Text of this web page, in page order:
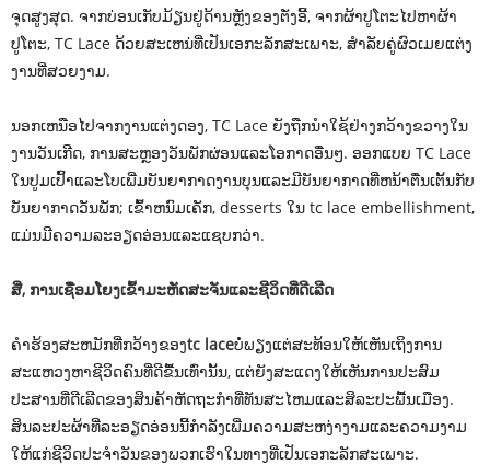
ຈຸດສູງສຸດ. ຈາກບ່ອນເກັບມ້ຽນຢູ່ດ້ານຫຼັງຂອງຕັ່ງອີ້, ຈາກຜ້າປູໂຕະໄປຫາຜ້າ
ປູໂຕະ, TC Lace ດ້ວຍສະເຫນ່ທີ່ເປັນເອກະລັກສະເພາະ, ສໍາລັບຄູ່ຜົວເມຍແຕ່ງ
ງານທີ່ສວຍງາມ.
ນອກເຫນືອໄປຈາກງານແຕ່ງດອງ, TC Lace ຍັງຖືກນໍາໃຊ້ຢ່າງກວ້າງຂວາງໃນ
ງານວັນເກີດ, ການສະຫຼອງວັນພັກຜ່ອນແລະໂອກາດອື່ນໆ. ອອກແບບ TC Lace
ໃນປູມເປົ້າແລະໂບເພີ່ມບັນຍາກາດງານບຸນແລະມີບັນຍາກາດທີ່ຫນ້າຕື່ນເຕັ້ນກັບ
ບັນຍາກາດວັນພັກ; ເຂົ້າຫນົມເຄັກ, desserts ໃນ tc lace embellishment,
ແມ່ນມີຄວາມລະອຽດອ່ອນແລະແຊບກວ່າ.
ສີ່, ການເຊື່ອມໂຍງເຂົ້າມະຫັດສະຈັນແລະຊີວິດທີ່ດີເລີດ
ຄໍາຮ້ອງສະຫມັກທີ່ກວ້າງຂອງtc laceບໍ່ພຽງແຕ່ສະທ້ອນໃຫ້ເຫັນເຖິງການ
ສະແຫວງຫາຊີວິດຄົນທີ່ດີຂື້ນເທົ່ານັ້ນ, ແຕ່ຍັງສະແດງໃຫ້ເຫັນການປະສົມ
ປະສານທີ່ດີເລີດຂອງສິນຄ້າຫັດຖະກໍາທີ່ທັນສະໄຫມແລະສິລະປະພື້ນເມືອງ.
ສິນລະປະຜ້າທີ່ລະອຽດອ່ອນນີ້ກໍາລັງເພີ່ມຄວາມສະຫງ່າງາມແລະຄວາມງາມ
ໃຫ້ແກ່ຊີວິດປະຈໍາວັນຂອງພວກເຮົາໃນທາງທີ່ເປັນເອກະລັກສະເພາະ.